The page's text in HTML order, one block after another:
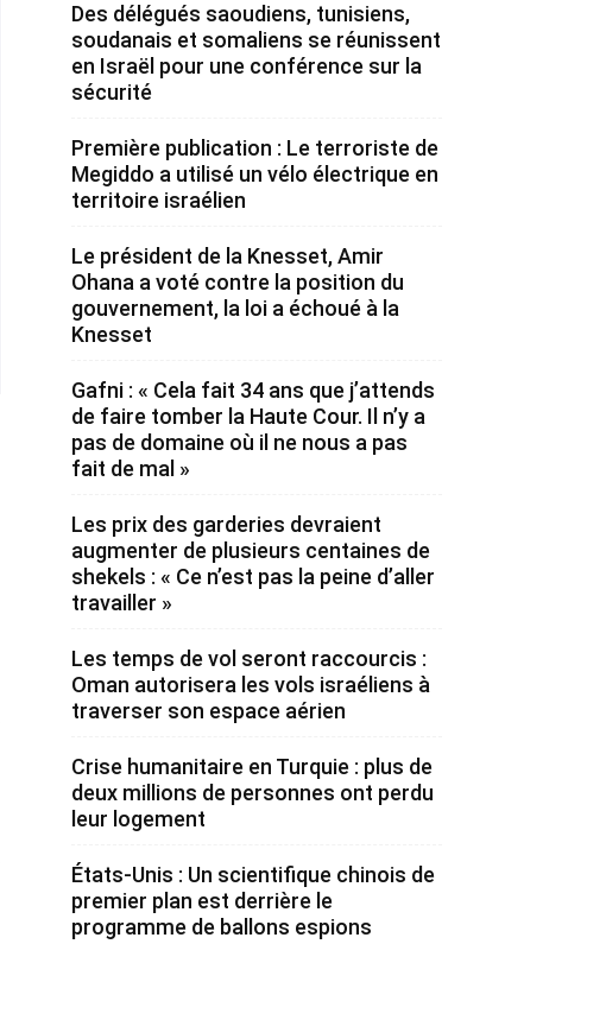
Des délégués saoudiens, tunisiens,
soudanais et somaliens se réunissent
en Israël pour une conférence sur la
sécurité
Première publication : Le terroriste de
Megiddo a utilisé un vélo électrique en
territoire israélien
Le président de la Knesset, Amir
Ohana a voté contre la position du
gouvernement, la loi a échoué à la
Knesset
Gafni : « Cela fait 34 ans que j’attends
de faire tomber la Haute Cour. Il n’y a
pas de domaine où il ne nous a pas
fait de mal »
Les prix des garderies devraient
augmenter de plusieurs centaines de
shekels : « Ce n’est pas la peine d’aller
travailler »
Les temps de vol seront raccourcis :
Oman autorisera les vols israéliens à
traverser son espace aérien
Crise humanitaire en Turquie : plus de
deux millions de personnes ont perdu
leur logement
États-Unis : Un scientifique chinois de
premier plan est derrière le
programme de ballons espions